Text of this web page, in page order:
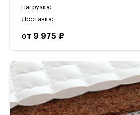
Нагрузка:
Доставка:
от 9 975 ₽